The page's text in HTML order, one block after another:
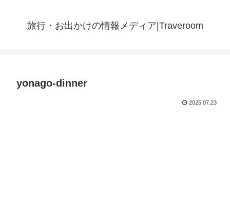
旅行・お出かけの情報メディア|Traveroom
yonago-dinner
2025.07.23